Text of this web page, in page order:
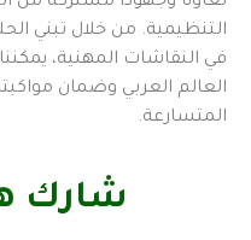
التنظيمية. من خلال تبني
في النقاشات المهنية،
العالم العربي وضمان
المتسارعة.
شارك